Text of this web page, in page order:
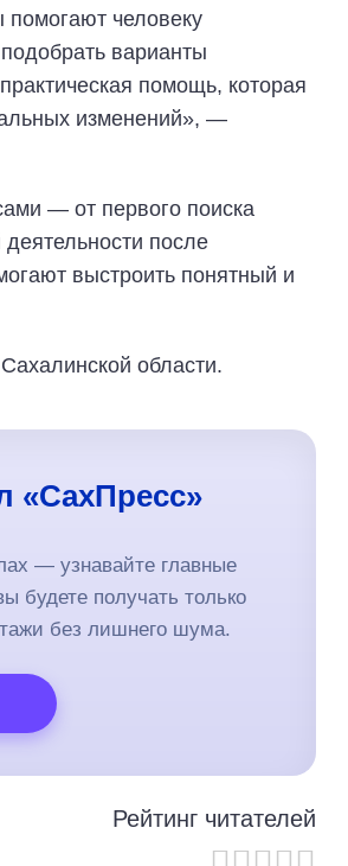
человеку
варианты
помощь, которая
изменений», —
— от первого поиска
после
выстроить понятный и
области.
«СахПресс»
— узнавайте главные
будете получать только
без лишнего шума.
Рейтинг читателей